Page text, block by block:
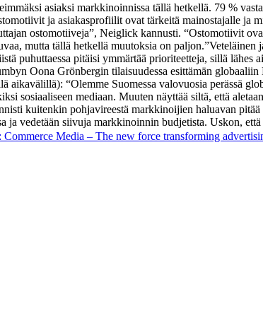
asiaksi markkinoinnissa tällä hetkellä. 79 %
ja asiakasprofiilit ovat tärkeitä mainostajalle ja
ostomotiiveja”, Neiglick kannusti. “Ostomotiivit
mutta tällä hetkellä muutoksia on paljon.”Veteläinen
puhuttaessa pitäisi ymmärtää prioriteetteja, sillä
Oona Grönbergin tilaisuudessa esittämän
aikavälillä): “Olemme Suomessa valovuosia perässä
sosiaaliseen mediaan. Muuten näyttää siltä, että
kuitenkin pohjavireestä markkinoijien haluavan
vedetään siivuja markkinoinnin budjetista. Uskon,
Media – The new force transforming